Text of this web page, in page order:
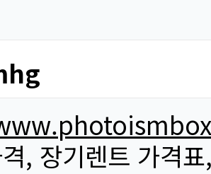
, 장기렌트 가격